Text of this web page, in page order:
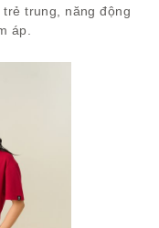
trung, năng động
áp.